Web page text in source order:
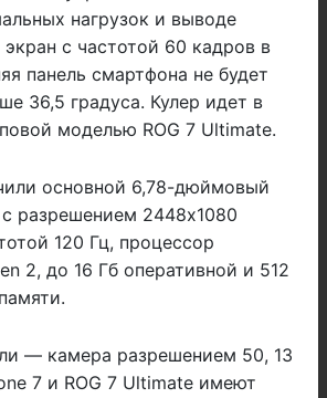
нагрузок и выводе
с частотой 60 кадров в
панель смартфона не будет
36,5 градуса. Кулер идет в
моделью ROG 7 Ultimate.
основной 6,78-дюймовый
разрешением 2448х1080
120 Гц, процессор
2, до 16 Гб оперативной и 512
— камера разрешением 50, 13
7 и ROG 7 Ultimate имеют